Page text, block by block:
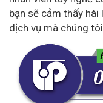
bạn sẽ cảm thấy
dịch vụ mà chúng